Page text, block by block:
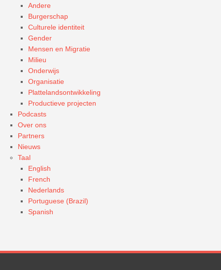
Andere
Burgerschap
Culturele identiteit
Gender
Mensen en Migratie
Milieu
Onderwijs
Organisatie
Plattelandsontwikkeling
Productieve projecten
Podcasts
Over ons
Partners
Nieuws
Taal
English
French
Nederlands
Portuguese (Brazil)
Spanish